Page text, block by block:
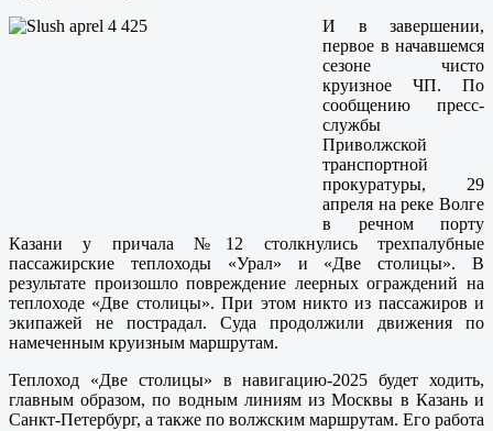
И в завершении,
первое в начавшемся
сезоне чисто
круизное ЧП. По
сообщению пресс-
службы
Приволжской
транспортной
прокуратуры, 29
апреля на реке Волге
в речном порту
Казани у причала №12 столкнулись трехпалубные
пассажирские теплоходы «Урал» и «Две столицы». В
результате произошло повреждение леерных ограждений на
теплоходе «Две столицы». При этом никто из пассажиров и
экипажей не пострадал. Суда продолжили движения по
намеченным круизным маршрутам.
Теплоход «Две столицы» в навигацию-2025 будет ходить,
главным образом, по водным линиям из Москвы в Казань и
Санкт-Петербург, а также по волжским маршрутам. Его работа